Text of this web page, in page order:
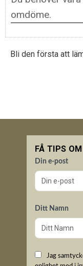
Bli den första att
FÅ TIPS
Din e-post
Ditt Namn
Jag